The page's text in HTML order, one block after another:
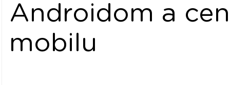
Androidom a
mobilu